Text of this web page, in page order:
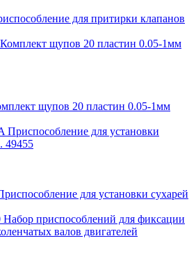
для притирки клапанов
щупов 20 пластин 0.05-1мм
для установки сухарей